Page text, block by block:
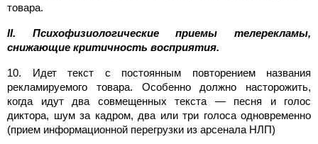
товара.
II. Психофизиологические приемы телерекламы,
снижающие критичность восприятия.
10. Идет текст с постоянным повторением названия
рекламируемого товара. Особенно должно насторожить,
когда идут два совмещенных текста — песня и голос
диктора, шум за кадром, два или три голоса одновременно
(прием информационной перегрузки из арсенала НЛП)